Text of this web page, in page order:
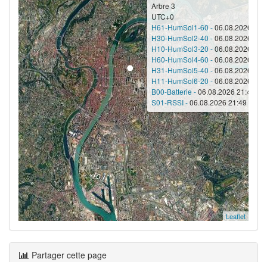
Arbre 3
UTC+0
H61-HumSol1-60 -06.08.2026
H30-HumSol2-40 -06.08.2026
H10-HumSol3-20 -06.08.2026
H60-HumSol4-60 -06.08.2026
H31-HumSol5-40 -06.08.2026
H11-HumSol6-20 -06.08.2026
B00-Batterie -06.08.2026 21:49 -
S01-RSSI -06.08.2026 21:49 - -82
Leaflet
Partager cette page